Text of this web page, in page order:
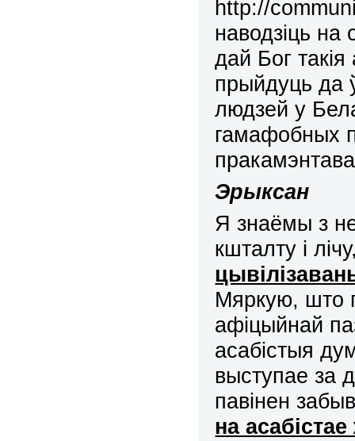
http://
наводзіць
дай Бог
прыйдуць да
людзей у
гамафобных
Эрыксан
Я знаёмы з
кшталту і
Мяркую, што
афіцыйнай
асабістыя
выступае за
павінен
на